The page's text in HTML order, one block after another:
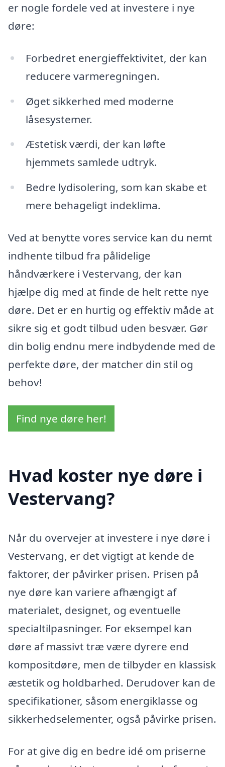
er nogle fordele ved at investere i nye
døre:
Forbedret energieffektivitet, der kan
reducere varmeregningen.
Øget sikkerhed med moderne
låsesystemer.
Æstetisk værdi, der kan løfte
hjemmets samlede udtryk.
Bedre lydisolering, som kan skabe et
mere behageligt indeklima.
Ved at benytte vores service kan du nemt
indhente tilbud fra pålidelige
håndværkere i Vestervang, der kan
hjælpe dig med at finde de helt rette nye
døre. Det er en hurtig og effektiv måde at
sikre sig et godt tilbud uden besvær. Gør
din bolig endnu mere indbydende med de
perfekte døre, der matcher din stil og
behov!
Find nye døre her!
Hvad koster nye døre i
Vestervang?
Når du overvejer at investere i nye døre i
Vestervang, er det vigtigt at kende de
faktorer, der påvirker prisen. Prisen på
nye døre kan variere afhængigt af
materialet, designet, og eventuelle
specialtilpasninger. For eksempel kan
døre af massivt træ være dyrere end
kompositdøre, men de tilbyder en klassisk
æstetik og holdbarhed. Derudover kan de
specifikationer, såsom energiklasse og
sikkerhedselementer, også påvirke prisen.
For at give dig en bedre idé om priserne